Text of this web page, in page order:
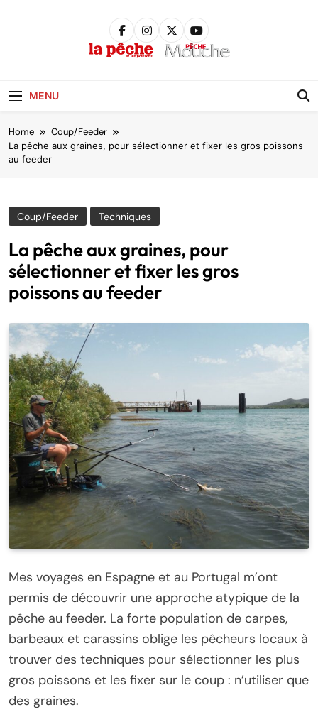
MENU
Home Coup/Feeder
La pêche aux graines, pour sélectionner et fixer les gros poissons
au feeder
Coup/Feeder Techniques
La pêche aux graines, pour
sélectionner et fixer les gros
poissons au feeder
Mes voyages en Espagne et au Portugal m’ont
permis de découvrir une approche atypique de la
pêche au feeder. La forte population de carpes,
barbeaux et carassins oblige les pêcheurs locaux à
trouver des techniques pour sélectionner les plus
gros poissons et les fixer sur le coup : n’utiliser que
des graines.